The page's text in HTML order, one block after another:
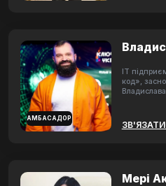
АМБАСАДОР
ІТ
код»,
Мері